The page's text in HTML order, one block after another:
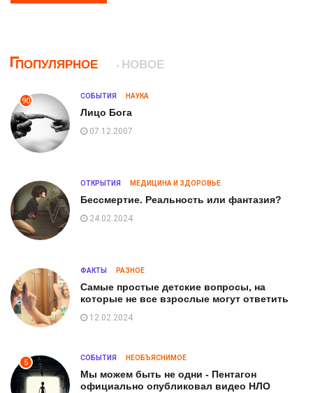
ПОПУЛЯРНОЕ НОВОЕ
90
СОБЫТИЯ НАУКА
Лицо Бога
07.12.2007
ОТКРЫТИЯ МЕДИЦИНА И ЗДОРОВЬЕ
Бессмертие. Реальность или фантазия?
24.02.2024
ФАКТЫ РАЗНОЕ
Самые простые детские вопросы, на
которые не все взрослые могут ответить
12.02.2024
5
СОБЫТИЯ НЕОБЪЯСНИМОЕ
Мы можем быть не одни - Пентагон
официально опубликовал видео НЛО